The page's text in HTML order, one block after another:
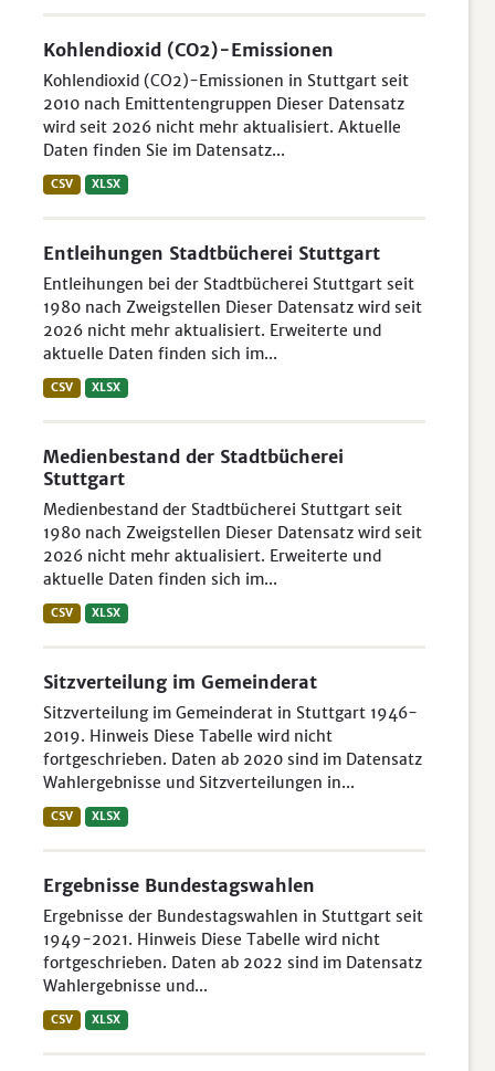
Kohlendioxid (CO2)-Emissionen
Kohlendioxid (CO2)-Emissionen in Stuttgart seit
2010 nach Emittentengruppen Dieser Datensatz
wird seit 2026 nicht mehr aktualisiert. Aktuelle
Daten finden Sie im Datensatz...
CSV XLSX
Entleihungen Stadtbücherei Stuttgart
Entleihungen bei der Stadtbücherei Stuttgart seit
1980 nach Zweigstellen Dieser Datensatz wird seit
2026 nicht mehr aktualisiert. Erweiterte und
aktuelle Daten finden sich im...
CSV XLSX
Medienbestand der Stadtbücherei
Stuttgart
Medienbestand der Stadtbücherei Stuttgart seit
1980 nach Zweigstellen Dieser Datensatz wird seit
2026 nicht mehr aktualisiert. Erweiterte und
aktuelle Daten finden sich im...
CSV XLSX
Sitzverteilung im Gemeinderat
Sitzverteilung im Gemeinderat in Stuttgart 1946-
2019. Hinweis Diese Tabelle wird nicht
fortgeschrieben. Daten ab 2020 sind im Datensatz
Wahlergebnisse und Sitzverteilungen in...
CSV XLSX
Ergebnisse Bundestagswahlen
Ergebnisse der Bundestagswahlen in Stuttgart seit
1949-2021. Hinweis Diese Tabelle wird nicht
fortgeschrieben. Daten ab 2022 sind im Datensatz
Wahlergebnisse und...
CSV XLSX